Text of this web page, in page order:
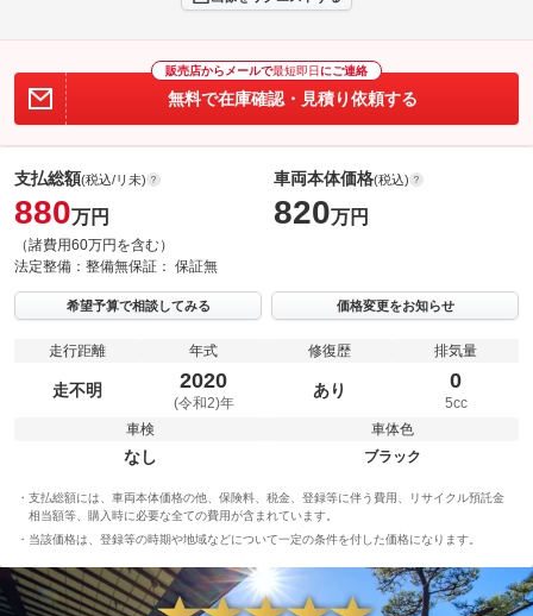
販売店からメールで最短即日 にご連絡
無料で在庫確認・見積り依頼する
支払総額(税込/リ未)
880万円
（諸費用60万円を含む）
車両本体価格(税込)
820万円
法定整備： 整備無保証： 保証無
希望予算で相談してみる 価格変更をお知らせ
走行距離
走不明
年式
2020
(令和2)年
修復歴
あり
排気量
0
5cc
車検
なし
車体色
ブラック
支払総額には、車両本体価格の他、保険料、税金、登録等に伴う費用、リサイクル預託金
相当額等、購入時に必要な全ての費用が含まれています。
当該価格は、登録等の時期や地域などについて一定の条件を付した価格になります。